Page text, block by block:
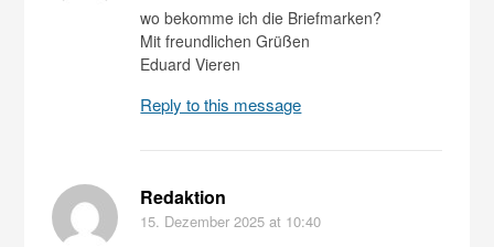
wo bekomme ich die Briefmarken?
Mit freundlichen Grüßen
Eduard Vieren
Reply to this message
Redaktion
15. Dezember 2025 at 10:40